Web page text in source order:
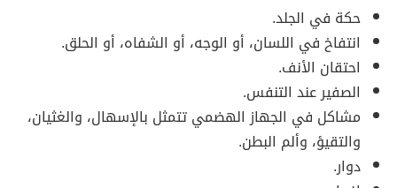
حكة في الجلد.
انتفاخ في اللسان، أو الوجه، أو الشفاه، أو الحلق.
احتقان الأنف.
الصفير عند التنفس.
مشاكل في الجهاز الهضمي تتمثل بالإسهال، والغثيان،
والتقيؤ، وألم البطن.
دوار.